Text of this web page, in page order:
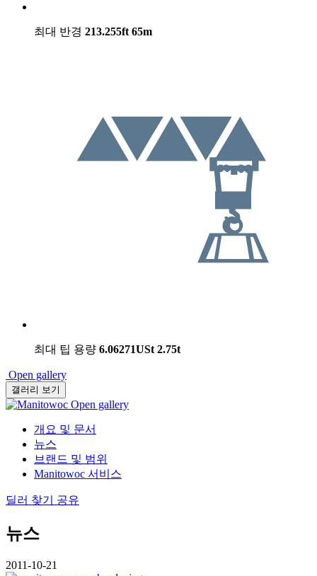
최대 반경 213.255ft 65m
최대 팁 용량 6.06271USt 2.75t
Open gallery
갤러리 보기
Open gallery
개요 및 문서
뉴스
브랜드 및 범위
Manitowoc 서비스
딜러 찾기 공유
뉴스
2011-10-21